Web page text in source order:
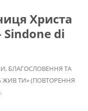
Христа
Sindone di
БЛАГОСЛОВЕННЯ ТА
ЖИВ ТИ» (ПОВТОРЕННЯ